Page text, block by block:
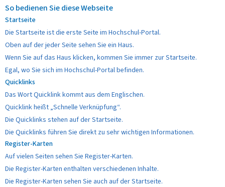
So bedienen Sie diese Webseite
Startseite
Die Startseite ist die erste Seite im Hochschul-Portal.
Oben auf der jeder Seite sehen Sie ein Haus.
Wenn Sie auf das Haus klicken, kommen Sie immer zur Startseite.
Egal, wo Sie sich im Hochschul-Portal befinden.
Quicklinks
Das Wort Quicklink kommt aus dem Englischen.
Quicklink heißt „Schnelle Verknüpfung“.
Die Quicklinks stehen auf der Startseite.
Die Quicklinks führen Sie direkt zu sehr wichtigen Informationen.
Register-Karten
Auf vielen Seiten sehen Sie Register-Karten.
Die Register-Karten enthalten verschiedenen Inhalte.
Die Register-Karten sehen Sie auch auf der Startseite.